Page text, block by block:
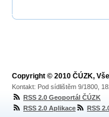
Copyright © 2010 ČÚZK,
Kontakt: Pod sídlištěm 9/1800,
RSS 2.0 Geoportál ČÚZK
RSS 2.0 Aplikace
RSS